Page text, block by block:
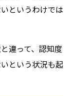
というわけでは
違って、認知度
という状況も起